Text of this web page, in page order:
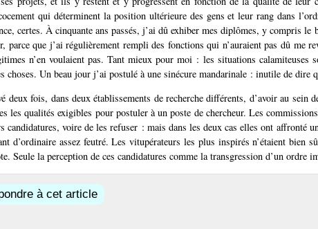
qui déterminent la position ultérieure des gens et leur rang dans
certes. À cinquante ans passés, j’ai dû exhiber mes diplômes, y compris le
parce que j’ai régulièrement rempli des fonctions qui n’auraient pas dû me
n’en voulaient pas. Tant mieux pour moi : les situations calamiteuses
choses. Un beau jour j’ai postulé à une sinécure mandarinale : inutile de dire
deux fois, dans deux établissements de recherche différents, d’avoir au sein
les qualités exigibles pour postuler à un poste de chercheur. Les
candidatures, voire de les refuser : mais dans les deux cas elles ont affronté
d’ordinaire assez feutré. Les vitupérateurs les plus inspirés n’étaient bien
Seule la perception de ces candidatures comme la transgression d’un ordre
à cet article